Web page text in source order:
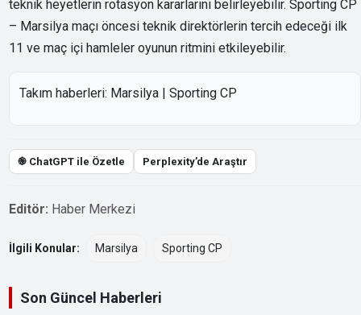
teknik heyetlerin rotasyon kararlarını belirleyebilir. Sporting CP
– Marsilya maçı öncesi teknik direktörlerin tercih edeceği ilk
11 ve maç içi hamleler oyunun ritmini etkileyebilir.
Takım haberleri: Marsilya |Sporting CP
֎ ChatGPT ile Özetle Perplexity’de Araştır
Editör: Haber Merkezi
İlgili Konular: Marsilya Sporting CP
Son Güncel Haberleri